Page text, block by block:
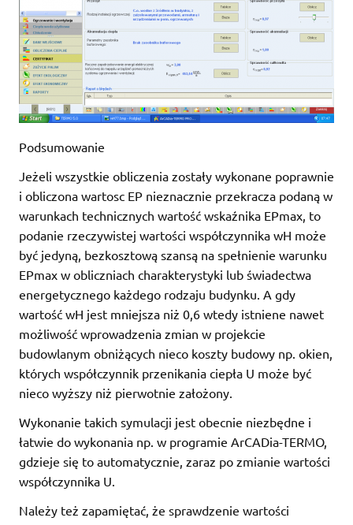
Podsumowanie
Jeżeli wszystkie obliczenia zostały wykonane poprawnie
i obliczona wartosc EP nieznacznie przekracza podaną w
warunkach technicznych wartość wskaźnika EPmax, to
podanie rzeczywistej wartości współczynnika wH może
być jedyną, bezkosztową szansą na spełnienie warunku
EPmax w obliczniach charakterystyki lub świadectwa
energetycznego każdego rodzaju budynku. A gdy
wartość wH jest mniejsza niż 0,6 wtedy istniene nawet
możliwość wprowadzenia zmian w projekcie
budowlanym obniżących nieco koszty budowy np. okien,
których współczynnik przenikania ciepła U może być
nieco wyższy niż pierwotnie założony.
Wykonanie takich symulacji jest obecnie niezbędne i
łatwie do wykonania np. w programie ArCADia-TERMO,
gdzieje się to automatycznie, zaraz po zmianie wartości
współczynnika U.
Należy też zapamiętać, że sprawdzenie wartości